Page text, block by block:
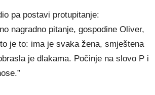
pa postavi protupitanje:
nagradno pitanje, gospodine Oliver,
je to: ima je svaka žena, smještena
je dlakama. Počinje na slovo P i